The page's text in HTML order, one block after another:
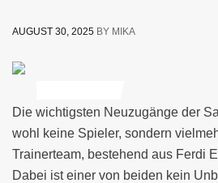
AUGUST 30, 2025 BY MIKA
Die wichtigsten Neuzugänge der
wohl keine Spieler, sondern
Trainerteam, bestehend aus Ferdi
Dabei ist einer von beiden kein